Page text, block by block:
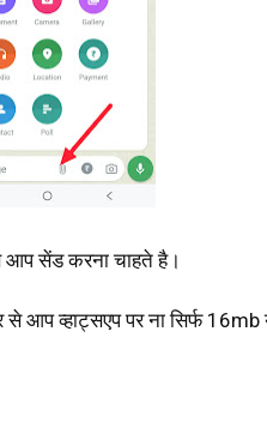
आप सेंड करना चाहते है।
आप व्हाट्सएप पर ना सिर्फ 16mb